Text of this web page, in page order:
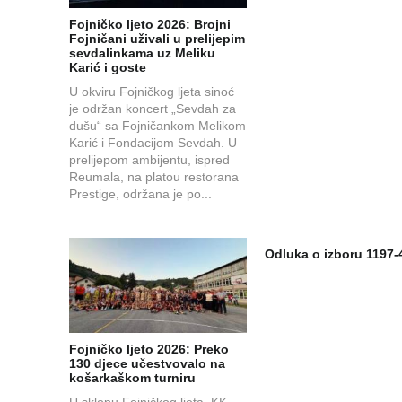
Fojničko ljeto 2026: Brojni
Fojničani uživali u prelijepim
sevdalinkama uz Meliku
Karić i goste
U okviru Fojničkog ljeta sinoć
je održan koncert „Sevdah za
dušu“ sa Fojničankom Melikom
Karić i Fondacijom Sevdah. U
prelijepom ambijentu, ispred
Reumala, na platou restorana
Prestige, održana je po...
Fojničko ljeto 2026: Preko
130 djece učestvovalo na
košarkaškom turniru
Odluka o izboru 1197-